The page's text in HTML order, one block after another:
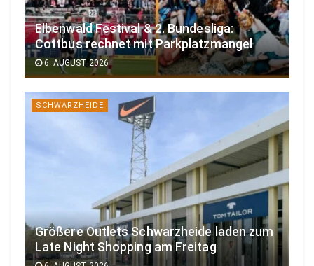
Elbenwald Festival & 2. Bundesliga:
Cottbus rechnet mit Parkplatzmangel
6. AUGUST 2026
SCHWARZHEIDE
Größere Outlets Schwarzheide laden zum
Late Night Shopping am Freitag